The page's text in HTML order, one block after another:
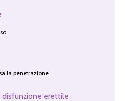
la penetrazione
disfunzione erettile